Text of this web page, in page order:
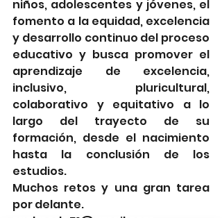
niños, adolescentes y jóvenes, el
fomento a la equidad, excelencia
y desarrollo continuo del proceso
educativo y busca promover el
aprendizaje de excelencia,
inclusivo, pluricultural,
colaborativo y equitativo a lo
largo del trayecto de su
formación, desde el nacimiento
hasta la conclusión de los
estudios.
Muchos retos y una gran tarea
por delante.